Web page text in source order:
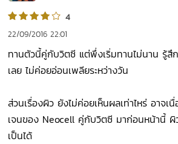
4
22/09/2016 22:01
ทานตัวนี้คู่กับวิตซี แต่พึ่งเริ่มทานไม่นาน รู้สึ
เลย ไม่ค่อยอ่อนเพลียระหว่างวัน
ส่วนเรื่องผิว ยังไม่ค่อยเห็นผลเท่าไหร่ อาจเ
เจนของ Neocell คู่กับวิตซี มาก่อนหน้านี้ ผิ
เป็นได้